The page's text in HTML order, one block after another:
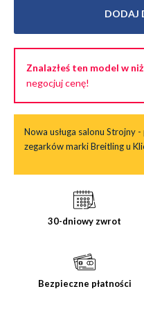
DODAJ
Znalazłeś ten model w
negocjuj cenę!
Nowa usługa salonu Strojny
zegarków marki Breitling u
30-dniowy zwrot
Bezpieczne płatności